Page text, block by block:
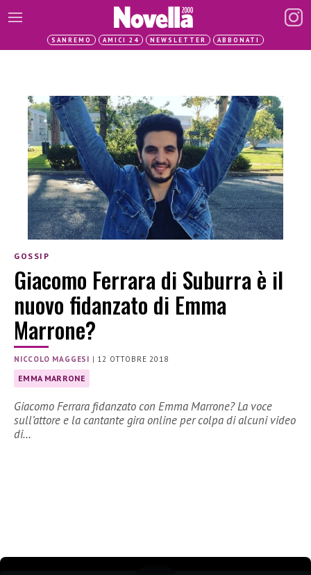
SANREMO AMICI 24 NEWSLETTER ABBONATI
GOSSIP
Giacomo Ferrara di Suburra è il
nuovo fidanzato di Emma
Marrone?
NICCOLO MAGGESI | 12 OTTOBRE 2018
EMMA MARRONE
Giacomo Ferrara fidanzato con Emma Marrone? La voce
sull’attore e la cantante gira online per colpa di alcuni video
di…